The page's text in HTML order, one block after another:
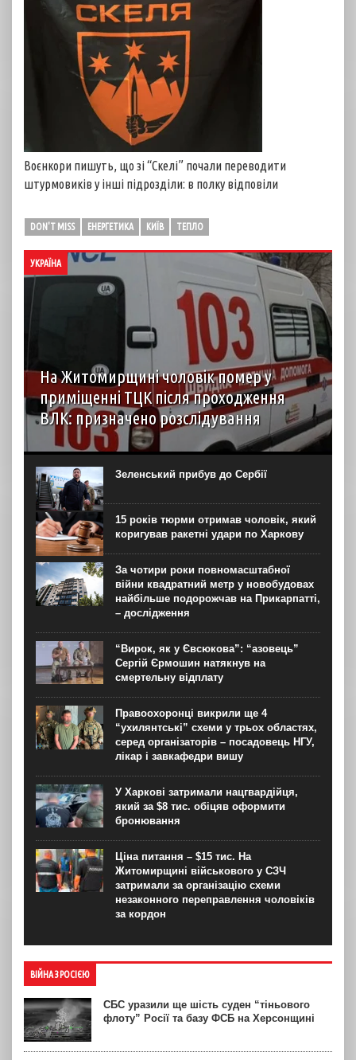
Воєнкори пишуть, що зі “Скелі” почали переводити
штурмовиків у інші підрозділи: в полку відповіли
DON'T MISS ЕНЕРГЕТИКА КИЇВ ТЕПЛО
УКРАЇНА
На Житомирщині чоловік помер у
приміщенні ТЦК після проходження
ВЛК: призначено розслідування
6 серпня до територіального центру комплектування на
Житомирщині доставили чоловіка, який фігурував як
порушник правил військового обліку. Під час
перебування у приміщенні він знепритомнів, а потім
помер. Про інцидент...
Зеленський прибув до Сербії
15 років тюрми отримав чоловік, який
коригував ракетні удари по Харкову
За чотири роки повномасштабної
війни квадратний метр у новобудовах
найбільше подорожчав на Прикарпатті,
– дослідження
“Вирок, як у Євсюкова”: “азовець”
Сергій Єрмошин натякнув на
смертельну відплату
Правоохоронці викрили ще 4
“ухилянтські” схеми у трьох областях,
серед організаторів – посадовець НГУ,
лікар і завкафедри вишу
У Харкові затримали нацгвардійця,
який за $8 тис. обіцяв оформити
бронювання
Ціна питання – $15 тис. На
Житомирщині військового у СЗЧ
затримали за організацію схеми
незаконного переправлення чоловіків
за кордон
ВІЙНА З РОСІЄЮ
СБС уразили ще шість суден “тіньового
флоту” Росії та базу ФСБ на Херсонщині